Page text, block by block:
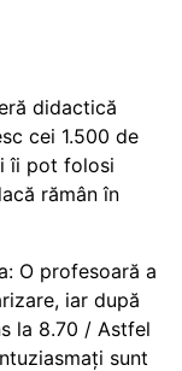
didactică
cei 1.500 de
îi pot folosi
rămân în
O profesoară a
iar după
la 8.70 / Astfel
sunt